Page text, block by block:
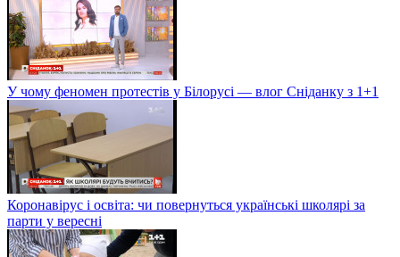
У чому феномен протестів у Білорусі — влог Сніданку з 1+1
Коронавірус і освіта: чи повернуться українські школярі за
парти у вересні